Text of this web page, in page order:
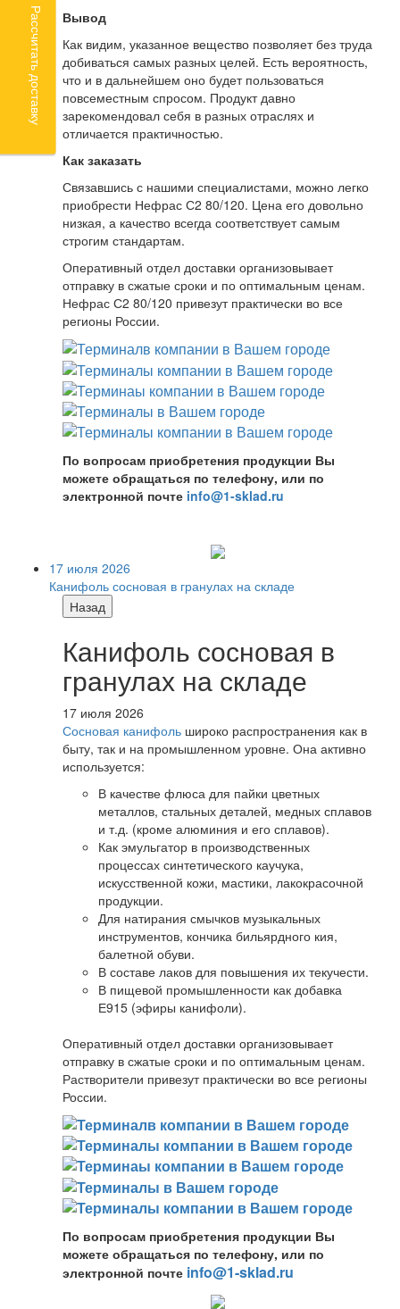
Вывод
Как видим, указанное вещество позволяет без труда
добиваться самых разных целей. Есть вероятность,
что и в дальнейшем оно будет пользоваться
повсеместным спросом. Продукт давно
зарекомендовал себя в разных отраслях и
отличается практичностью.
Как заказать
Связавшись с нашими специалистами, можно легко
приобрести Нефрас С2 80/120. Цена его довольно
низкая, а качество всегда соответствует самым
строгим стандартам.
Оперативный отдел доставки организовывает
отправку в сжатые сроки и по оптимальным ценам.
Нефрас С2 80/120 привезут практически во все
регионы России.
По вопросам приобретения продукции Вы
можете обращаться по телефону, или по
электронной почте info@1-sklad.ru
17 июля 2026
Канифоль сосновая в гранулах на складе
Назад
Канифоль сосновая в
гранулах на складе
17 июля 2026
Сосновая канифоль широко распространения как в
быту, так и на промышленном уровне. Она активно
используется:
В качестве флюса для пайки цветных
металлов, стальных деталей, медных сплавов
и т.д. (кроме алюминия и его сплавов).
Как эмульгатор в производственных
процессах синтетического каучука,
искусственной кожи, мастики, лакокрасочной
продукции.
Для натирания смычков музыкальных
инструментов, кончика бильярдного кия,
балетной обуви.
В составе лаков для повышения их текучести.
В пищевой промышленности как добавка
Е915 (эфиры канифоли).
Оперативный отдел доставки организовывает
отправку в сжатые сроки и по оптимальным ценам.
Растворители привезут практически во все регионы
России.
По вопросам приобретения продукции Вы
можете обращаться по телефону, или по
электронной почте info@1-sklad.ru
Рассчитать доставку